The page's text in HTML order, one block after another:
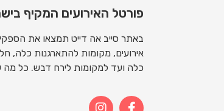
פורטל האירועים המקיף
באתר סייב אה דייט תמצאו את
אירועים, מקומות להתארגנות כלה,
כלה ועד למקומות לירח דבש. כל מה